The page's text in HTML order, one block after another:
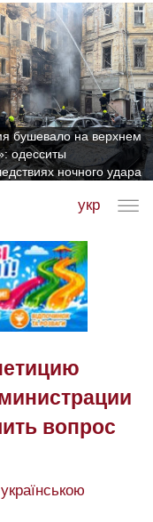
бушевало на верхнем
одесситы
ночного удара
укр
вопрос